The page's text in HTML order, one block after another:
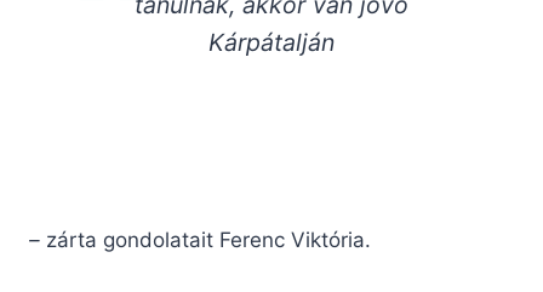
Kárpátalján
– zárta gondolatait Ferenc Viktória.